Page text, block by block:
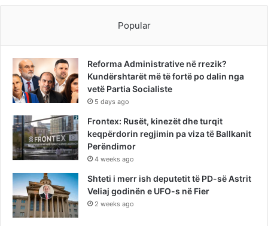
Popular
Reforma Administrative në rrezik?
Kundërshtarët më të fortë po dalin nga
vetë Partia Socialiste
5 days ago
Frontex: Rusët, kinezët dhe turqit
keqpërdorin regjimin pa viza të Ballkanit
Perëndimor
4 weeks ago
Shteti i merr ish deputetit të PD-së Astrit
Veliaj godinën e UFO-s në Fier
2 weeks ago